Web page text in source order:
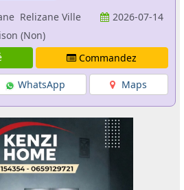
Relizane Ville
2026-07-14
(Non)
Commandez
WhatsApp Maps